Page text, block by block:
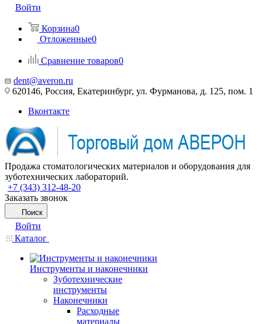
Войти
Корзина0
Отложенные0
Сравнение товаров0
dent@averon.ru
620146, Россия, Екатеринбург, ул. Фурманова, д. 125, пом. 1
Вконтакте
Продажа стоматологических материалов и оборудования для
зуботехнических лабораторий.
+7 (343) 312-48-20
Заказать звонок
Поиск
Войти
Каталог
Инструменты и наконечники
Зуботехнические
инструменты
Наконечники
Расходные
материалы